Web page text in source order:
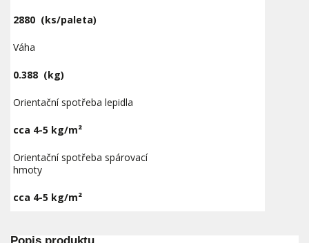
2880 (ks/paleta)
Váha
0.388 (kg)
Orientační spotřeba lepidla
cca 4-5 kg/m²
Orientační spotřeba spárovací
hmoty
cca 4-5 kg/m²